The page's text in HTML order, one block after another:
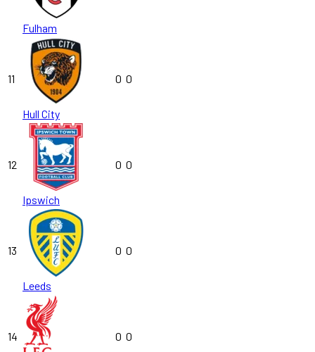
Fulham
11
Hull City
0 0
12
Ipswich
0 0
13
Leeds
0 0
14 0 0